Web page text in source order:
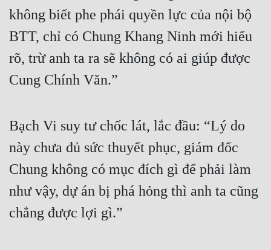
không biết phe phái quyền lực của nội bộ
BTT, chỉ có Chung Khang Ninh mới hiểu
rõ, trừ anh ta ra sẽ không có ai giúp được
Cung Chính Văn.”
Bạch Vi suy tư chốc lát, lắc đầu: “Lý do
này chưa đủ sức thuyết phục, giám đốc
Chung không có mục đích gì để phải làm
như vậy, dự án bị phá hỏng thì anh ta cũng
chẳng được lợi gì.”